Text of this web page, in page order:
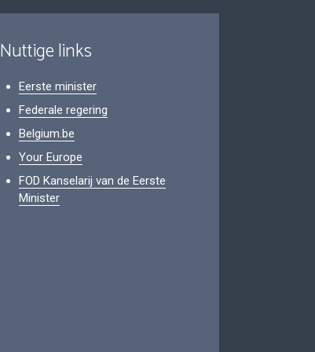
Nuttige links
Eerste minister
Federale regering
Belgium.be
Your Europe
FOD Kanselarij van de Eerste
Minister